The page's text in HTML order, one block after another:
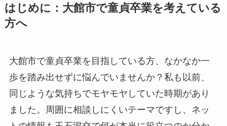
はじめに：大館市で童貞卒業を考えている
方へ
大館市で童貞卒業を目指している方、なかなか一
歩を踏み出せずに悩んでいませんか？私も以前、
同じような気持ちでモヤモヤしていた時期があり
ました。周囲に相談しにくいテーマですし、ネッ